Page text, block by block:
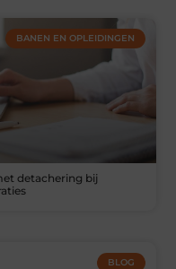
BANEN EN OPLEIDINGEN
detachering bij
BLOG